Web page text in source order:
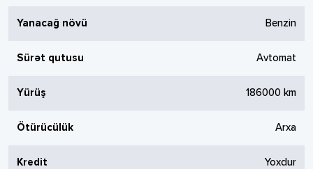
Yanacağ növü Benzin
Sürət qutusu Avtomat
Yürüş 186000 km
Ötürücülük Arxa
Kredit Yoxdur